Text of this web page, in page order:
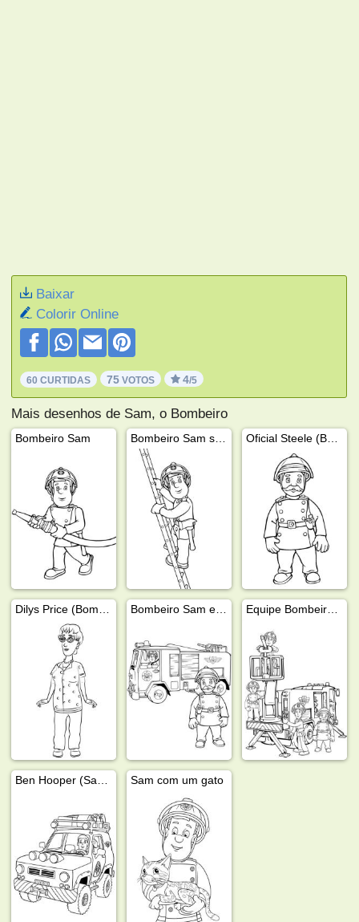
Baixar
Colorir Online
60 CURTIDAS 75 VOTOS 4/5
Mais desenhos de Sam, o Bombeiro
Bombeiro Sam
Sam com um gato